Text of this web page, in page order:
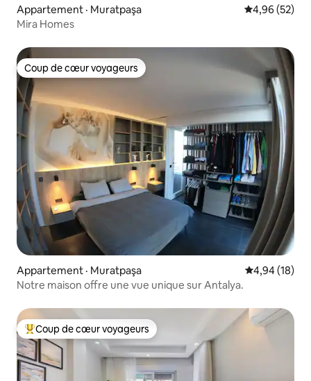
Appartement · Muratpaşa Note
4,96 (52)
Mira Homes
Coup de cœur voyageurs
Coup de cœur voyageurs
Appartement · Muratpaşa Note
4,94 (18)
Notre maison offre une vue unique sur Antalya.
Coup de cœur voyageurs parmi les plus aimés
Coup de cœur voyageurs